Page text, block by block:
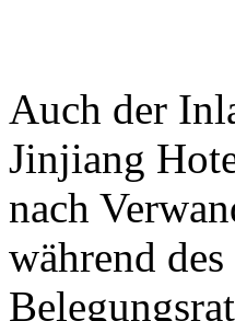
Auch der
Jinjiang
nach
während